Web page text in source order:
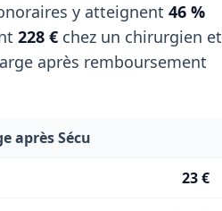
y atteignent 46 %
228 € chez un chirurgien et
après remboursement
après Sécu
23 €